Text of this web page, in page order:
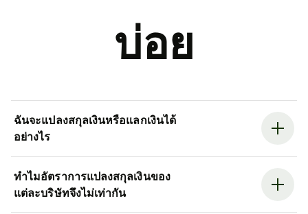
บ่อย
ฉันจะแปลงสกุลเงินหรือแลกเงินได้
อย่างไร
ทำไมอัตราการแปลงสกุลเงินของ
แต่ละบริษัทจึงไม่เท่ากัน